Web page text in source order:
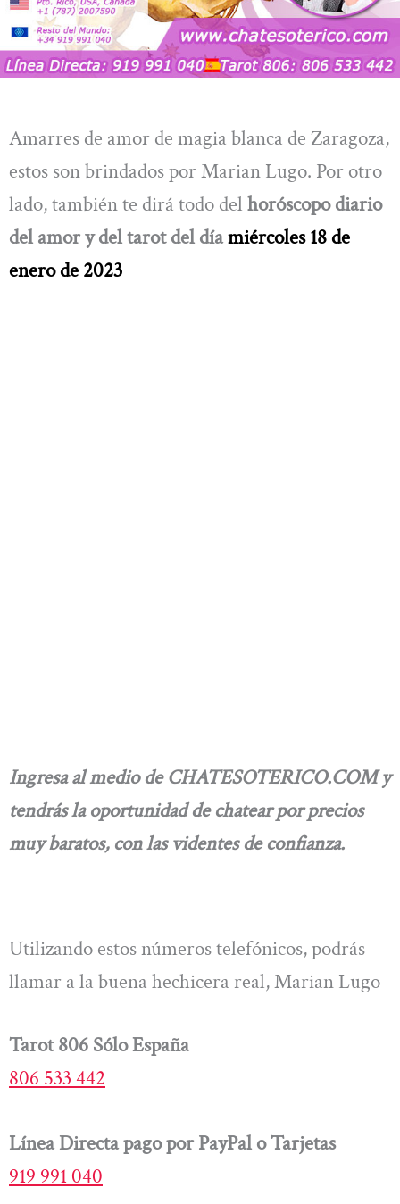
Amarres de amor de magia blanca de Zaragoza,
estos son brindados por Marian Lugo. Por otro
lado, también te dirá todo del horóscopo diario
del amor y del tarot del díamiércoles 18 de
enero de 2023
Ingresa al medio de CHATESOTERICO.COM y
tendrás la oportunidad de chatear por precios
muy baratos, con las videntes de confianza.
Utilizando estos números telefónicos, podrás
llamar a la buena hechicera real, Marian Lugo
Tarot 806 Sólo España
806 533 442
Línea Directa pago por PayPal o Tarjetas
919 991 040